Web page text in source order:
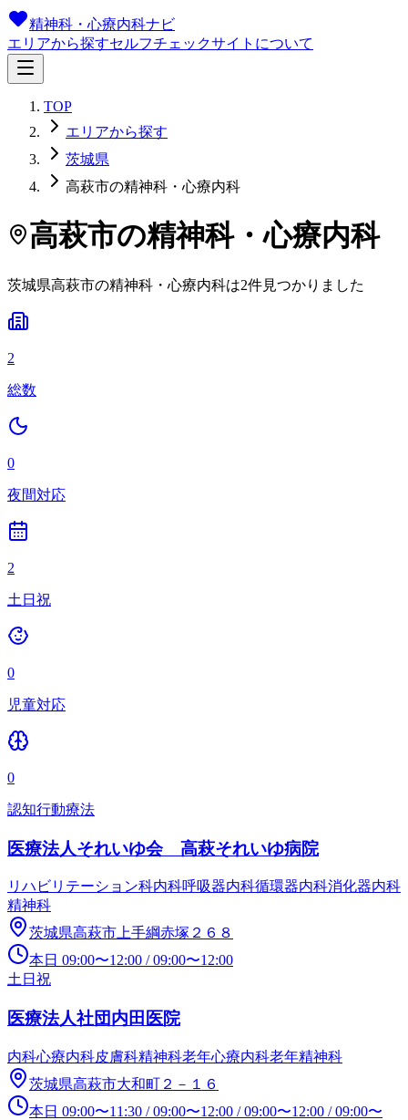
精神科・心療内科ナビ
エリアから探すセルフチェックサイトについて
TOP
エリアから探す
茨城県
高萩市の精神科・心療内科
高萩市の精神科・心療内科
茨城県高萩市の精神科・心療内科は2件見つかりました
2
総数
0
夜間対応
2
土日祝
0
児童対応
0
認知行動療法
医療法人それいゆ会 高萩それいゆ病院
リハビリテーション科内科呼吸器内科循環器内科消化器内科
精神科
茨城県高萩市上手綱赤塚２６８
本日 09:00〜12:00 /09:00〜12:00
土日祝
医療法人社団内田医院
内科心療内科皮膚科精神科老年心療内科老年精神科
茨城県高萩市大和町２－１６
本日 09:00〜11:30 /09:00〜12:00 /09:00〜12:00 /09:00〜